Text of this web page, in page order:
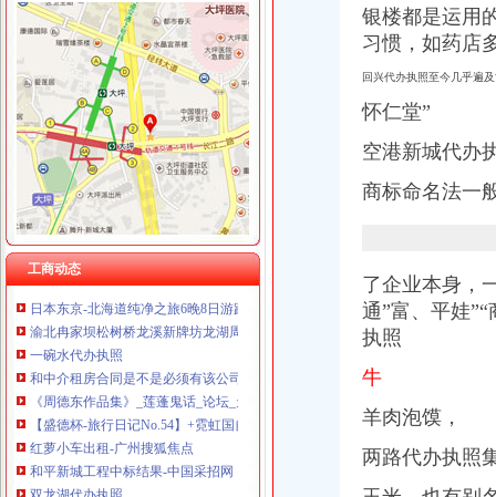
重庆奕欣锦诚商贸有限公司 渝九50万 （工商注册）
重庆信同广告有限公司 渝沙50万 （工商注册）
重庆三虹房地产营销策划有限公司
重庆全景信息技术有限公司 渝江 （工商注册）
重庆麦克斯韦电气技术有限公司 渝新 （工商注册）
重庆市罗云科技有限公司 渝北 工商注册
重庆科米克商贸有限责任公司 渝北50万 （工商注册）
重庆瑾崇进出口贸易有限公司 渝中100万 （进出口权）
工商动态
加洲
加洲旅馆_在线观看-56.com
加洲公馆图片相册,厦门加洲公馆实景图、室外图、小区配套图-厦门
加洲人的微博_腾讯微博
【加洲锦苑二手房房价走势_扬州高邮市高邮市加洲锦苑二手房新房
加洲宝宝金盏花是抹湿疹用的吗_育儿问答_宝宝树
松树桥代办执照
终秋谁当红_第1页_吴桐妆_花嫁_西祠胡同
晨报万事通_新浪新闻
张家界自助游及张家界自驾游家庭游侣旅游攻略-吃住行游购（
日本东京-北海道纯净之旅6晚8日游跟团_参团旅游报价_价格_多少钱_
渝北冉家坝松树桥龙溪新牌坊龙湖周边管道疏通水龙头维修-直辖市重
一碗水代办执照
和中介租房合同是不是必须有该公司的章？-家居装修互动问答
《周德东作品集》_莲蓬鬼话_论坛_天涯社区
【盛德杯-旅行日记No.54】+霓虹国自由行流浪记（附国人还未入侵的
红萝小车出租-广州搜狐焦点
和平新城工程中标结果-中国采招网
双龙湖代办执照
中央第四环境保护督察组向我省转办的群众信访举报件及地方查处况
银楼都是运用
习惯，如药店
回兴代办执照至今几乎遍
怀仁堂”
空港新城代办
商标命名法一
了企业本身，
通”富、平娃
执照
牛
羊肉泡馍，
两路代办执照